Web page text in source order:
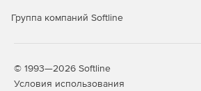
Группа компаний Softline
© 1993—2026 Softline
Условия использования